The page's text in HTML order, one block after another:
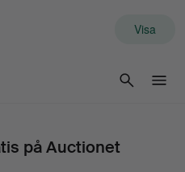
Visa
på Auctionet